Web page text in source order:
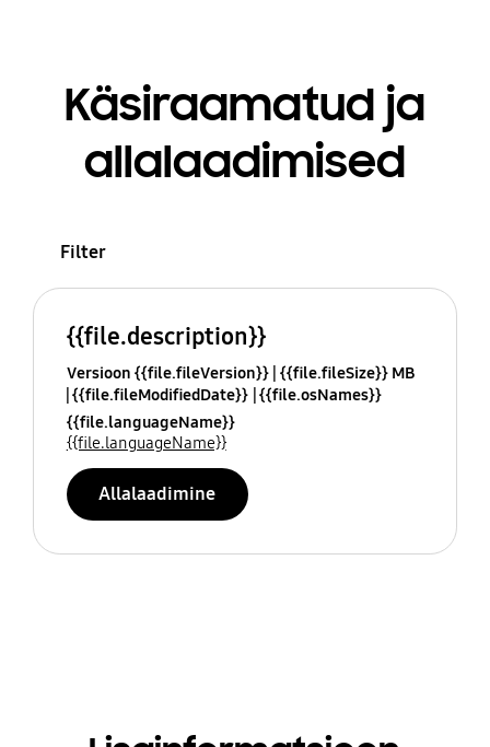
Käsiraamatud ja
allalaadimised
Filter
{{file.description}}
Versioon {{file.fileVersion}} {{file.fileSize}} MB
{{file.fileModifiedDate}} {{file.osNames}}
{{file.languageName}}
{{file.languageName}}
Allalaadimine